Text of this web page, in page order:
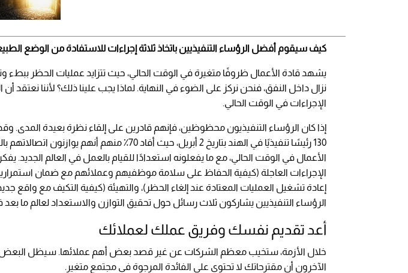
كيف سيقوم أفضل الرؤساء التنفيذيين باتخاذ ثلاثة إجراءات للاستفادة من الوضع
يشهد قادة الأعمال ظروفًا متغيرة في الوقت الحالي، حيث تتزايد عمليات الحظر ببطء
نزال داخل النفق، فنحن نركز على الضوء في النهاية. لماذا يجب علينا ذلك؟ لأننا نعتقد
الإجراءات في الوقت الحالي.
إذا كان الرؤساء التنفيذيون محظوظين، فإنهم قادرين على إلقاء نظرة بعيدة المدى. وقد
130 رئيسًا تنفيذيًا في الهند بتاريخ 2 أبريل، حيث أفاد 70٪ منهم
الأعمال في الوقت الحالي، مع ما يفعلونه استعدادًا للقيام بالعمل في العالم الجديد.
الإجراءات العاجلة (كيفية الحفاظ على سلامة موظفيهم وعملائهم مع ضمان
إعادة تشغيل العمليات المعتادة عند إلغاء الحظر)، والتهيئة (كيفية التكيف مع واقع
الرؤساء التنفيذيين يشاركون ثلاث رسائل حول تحقيق التوازن والاستعداد لعالم ما
أعد تقديم نفسك وفريق عملك لعملائك
خلال الأزمة، ستخيب معظم الشركات عن غير قصد بعض أهم عملائها. سيظل
الآخرون أن مقترحاتك لا تحتوي على الفائدة المرجوة في مجتمع متغير.